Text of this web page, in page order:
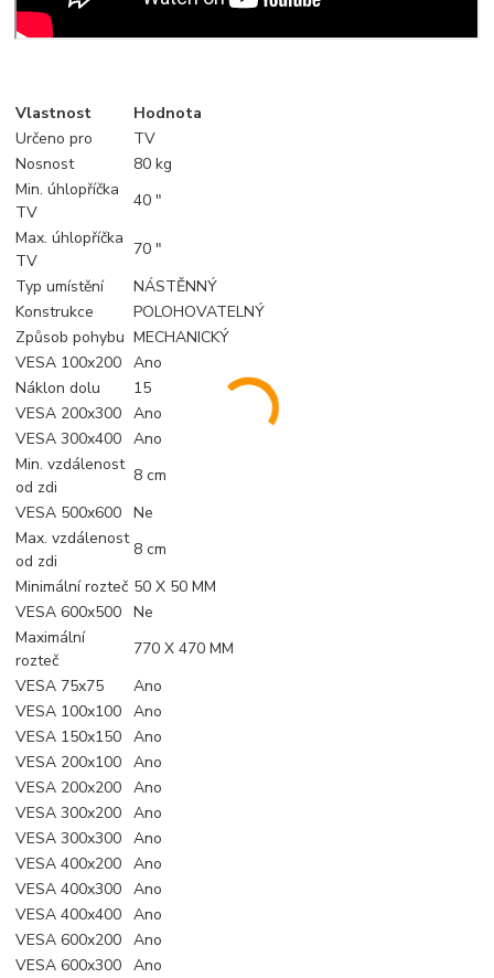
Vlastnost
Hodnota
Určeno pro
TV
Nosnost
80 kg
Min. úhlopříčka
TV
40 "
Max. úhlopříčka
TV
70 "
Typ umístění
NÁSTĚNNÝ
Konstrukce
POLOHOVATELNÝ
Způsob pohybu MECHANICKÝ
VESA 100x200 Ano
Náklon dolu
15
VESA 200x300 Ano
VESA 300x400 Ano
Min. vzdálenost
od zdi
8 cm
VESA 500x600 Ne
Max. vzdálenost
od zdi
8 cm
Minimální rozteč 50 X 50 MM
VESA 600x500 Ne
Maximální
rozteč
770 X 470 MM
VESA 75x75
Ano
VESA 100x100 Ano
VESA 150x150 Ano
VESA 200x100 Ano
VESA 200x200 Ano
VESA 300x200 Ano
VESA 300x300 Ano
VESA 400x200 Ano
VESA 400x300 Ano
VESA 400x400 Ano
VESA 600x200 Ano
VESA 600x300 Ano